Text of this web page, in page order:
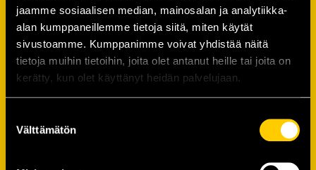
jaamme sosiaalisen median, mainosalan ja analytiikka-
alan kumppaneillemme tietoja siitä, miten käytät
sivustoamme. Kumppanimme voivat yhdistää näitä
tietoja muihin tietoihin, joita olet antanut heille tai joita on
kerätty, kun olet käyttänyt heidän palvelujaan.
valinta
Välttämätön
Yhteystiedot
Katuosoite (*):